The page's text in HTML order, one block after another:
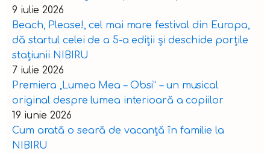
9 iulie 2026
Beach, Please!, cel mai mare festival din Europa,
dă startul celei de a 5-a ediții și deschide porțile
stațiunii NIBIRU
7 iulie 2026
Premiera „Lumea Mea – Obsi” – un musical
original despre lumea interioară a copiilor
19 iunie 2026
Cum arată o seară de vacanță în familie la
NIBIRU